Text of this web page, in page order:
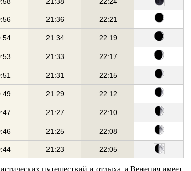
21:36 22:21
21:34 22:19
21:33 22:17
21:31 22:15
21:29 22:12
21:27 22:10
21:25 22:08
21:23 22:05
путешествий и отдыха, а Венеция имеет